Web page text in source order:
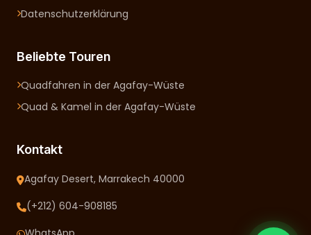
Datenschutzerklärung
Beliebte Touren
Quadfahren in der Agafay-Wüste
Quad & Kamel in der Agafay-Wüste
Kontakt
Agafay Desert, Marrakech 40000
(+212) 604-908185